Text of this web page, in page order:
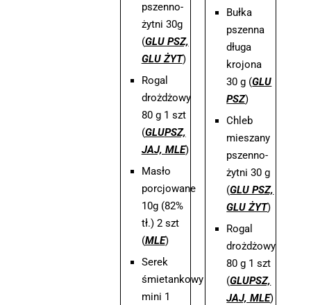
pszenno-
żytni 30g
(GLU PSZ,
GLU ŻYT)
Rogal
drożdżowy
80 g 1 szt
(GLUPSZ,
JAJ, MLE)
Masło
porcjowane
10g (82%
tł.) 2 szt
(MLE)
Serek
śmietankowy
mini 1
Bułka
pszenna
długa
krojona
30 g (GLU
PSZ)
Chleb
mieszany
pszenno-
żytni 30 g
(GLU PSZ,
GLU ŻYT)
Rogal
drożdżowy
80 g 1 szt
(GLUPSZ,
JAJ, MLE)